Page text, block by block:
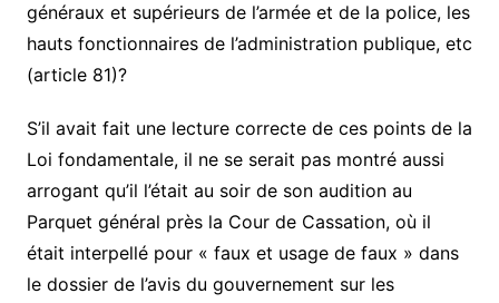
généraux et supérieurs de l’armée et de la police, les
hauts fonctionnaires de l’administration publique, etc
(article 81)?
S’il avait fait une lecture correcte de ces points de la
Loi fondamentale, il ne se serait pas montré aussi
arrogant qu’il l’était au soir de son audition au
Parquet général près la Cour de Cassation, où il
était interpellé pour « faux et usage de faux » dans
le dossier de l’avis du gouvernement sur les